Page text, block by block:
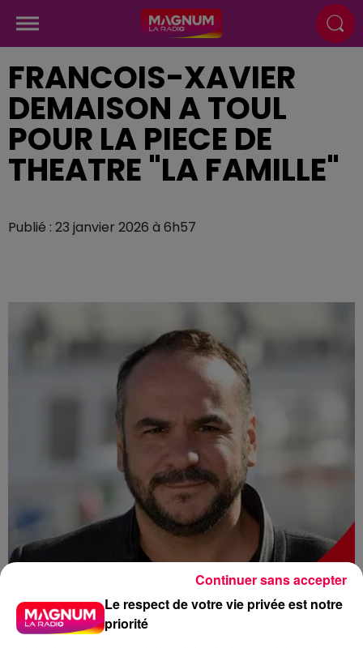
FRANCOIS-XAVIER
DEMAISON A TOUL
POUR LA PIECE DE
THEATRE "LA FAMILLE"
Publié : 23 janvier 2026 à 6h57
Le respect de votre vie privée est notre
priorité
Continuer sans accepter